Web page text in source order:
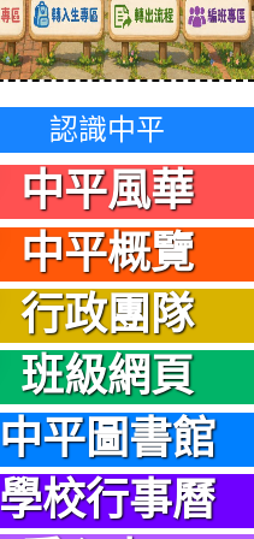
認識中平
中平風華
中平概覽
行政團隊
班級網頁
中平圖書館
學校行事曆